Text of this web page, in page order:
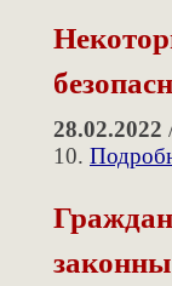
28.02.2022
10.